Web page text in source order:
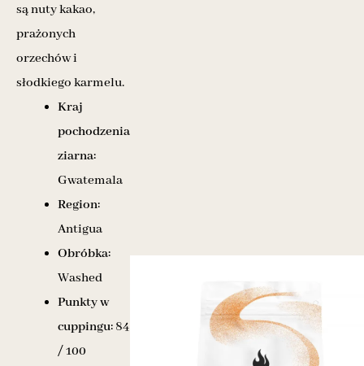
są nuty kakao,
prażonych
orzechów i
słodkiego karmelu.
Kraj
pochodzenia
ziarna:
Gwatemala
Region:
Antigua
Obróbka:
Washed
Punkty w
cuppingu: 84
/ 100